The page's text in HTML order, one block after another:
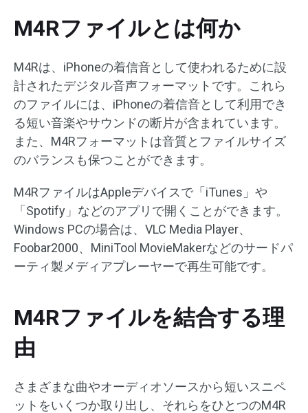
M4Rファイルとは何か
M4Rは、iPhoneの着信音として使われるために設
計されたデジタル音声フォーマットです。これら
のファイルには、iPhoneの着信音として利用でき
る短い音楽やサウンドの断片が含まれています。
また、M4Rフォーマットは音質とファイルサイズ
のバランスも保つことができます。
M4RファイルはAppleデバイスで「iTunes」や
「Spotify」などのアプリで開くことができます。
Windows PCの場合は、VLC Media Player、
Foobar2000、MiniTool MovieMakerなどのサードパ
ーティ製メディアプレーヤーで再生可能です。
M4Rファイルを結合する理
由
さまざまな曲やオーディオソースから短いスニペ
ットをいくつか取り出し、それらをひとつのM4R